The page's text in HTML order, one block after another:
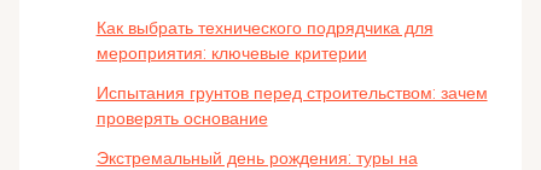
Как выбрать технического подрядчика для
мероприятия: ключевые критерии
Испытания грунтов перед строительством: зачем
проверять основание
Экстремальный день рождения: туры на